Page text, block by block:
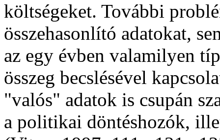
költségeket. További
összehasonlító adatokat,
az egy évben valamilyen
összeg becslésével
"valós" adatok is csupán
a politikai döntéshozók,